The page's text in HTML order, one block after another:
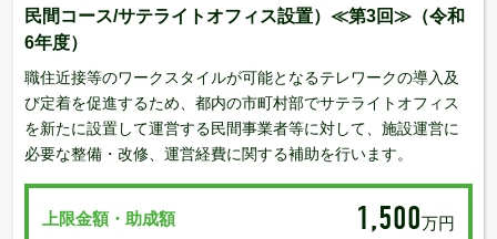
民間コース/サテライトオフィス設置）≪第3回≫（令和
6年度）
職住近接等のワークスタイルが可能となるテレワークの導入及
び定着を促進するため、都内の市町村部でサテライトオフィス
を新たに設置して運営する民間事業者等に対して、施設運営に
必要な整備・改修、運営経費に関する補助を行います。
上限金額・助成額 1,500万円